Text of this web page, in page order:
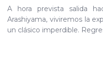
A hora prevista salida
Arashiyama, viviremos la
un clásico imperdible.